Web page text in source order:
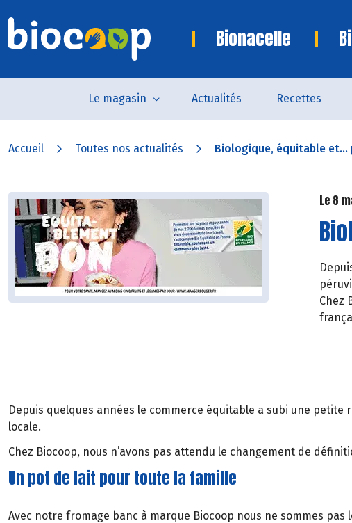
Bionacelle
Le magasin Actualités Recettes
Accueil Toutes nos actualités Biologique, équitable et…
Le 8
Chez
Depuis quelques années le commerce équitable a subi une petite
locale.
Chez Biocoop, nous n’avons pas attendu le changement de
Un pot de lait pour toute la famille
Avec notre fromage banc à marque Biocoop nous ne sommes pas